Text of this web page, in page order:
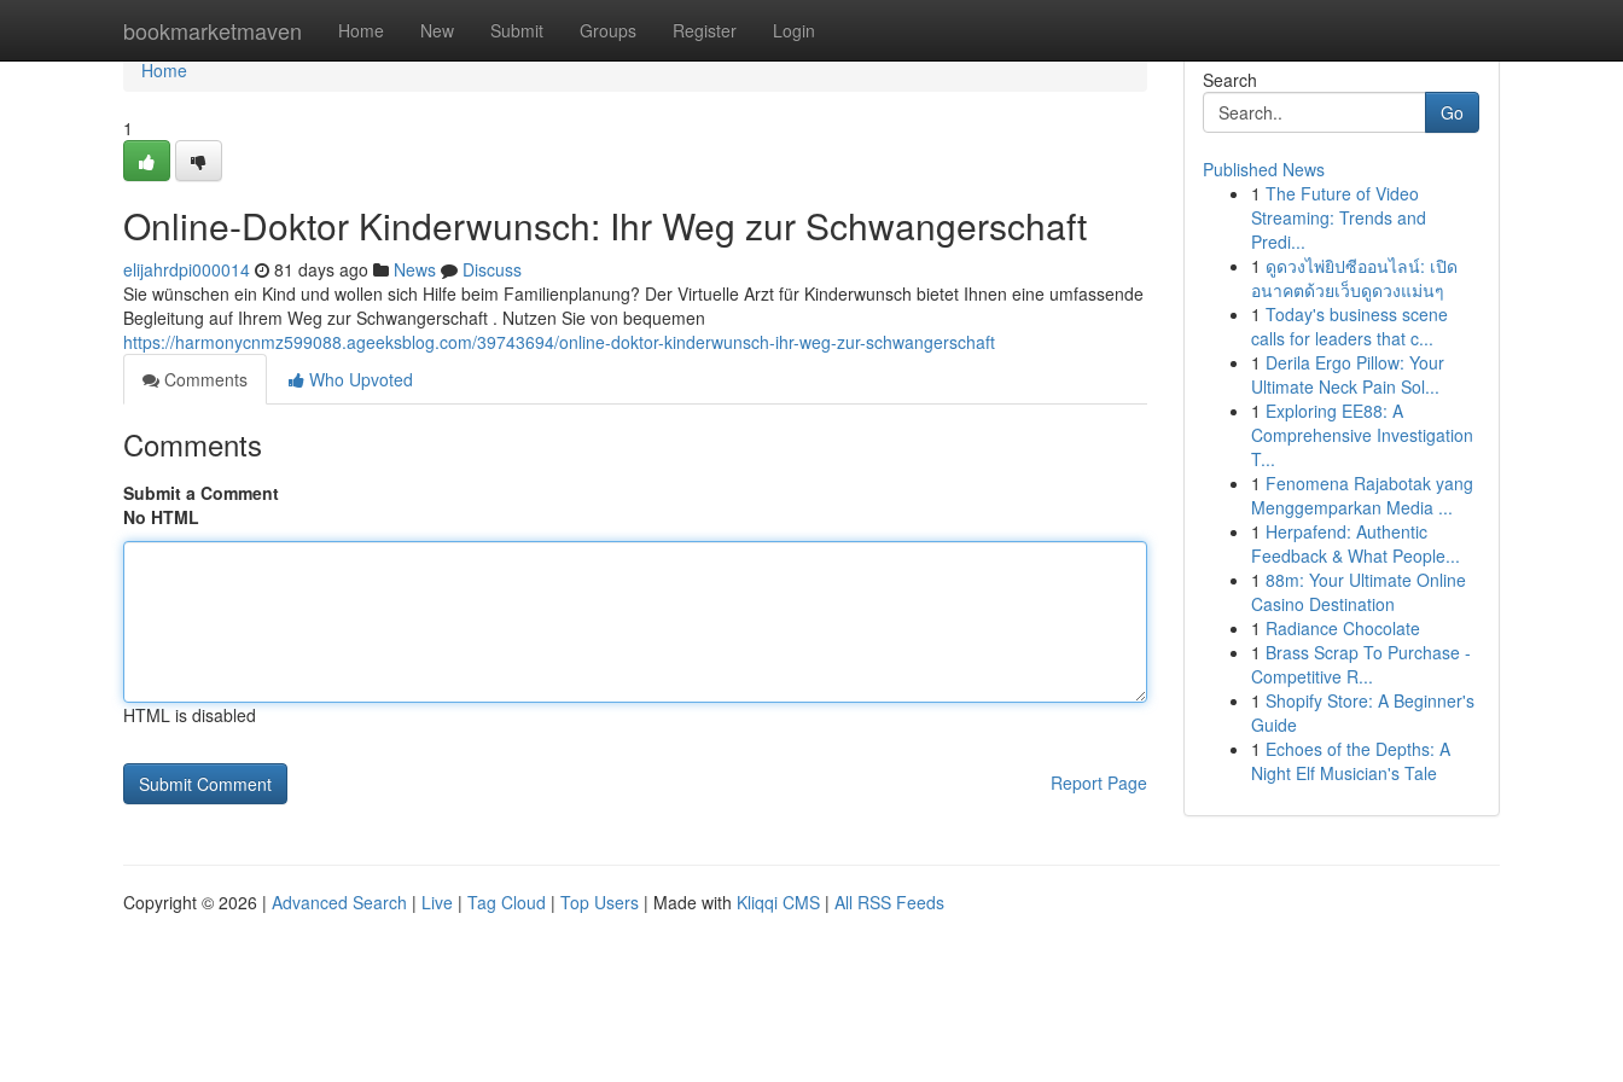
bookmarketmaven Home New Submit Groups Register Login
Home
Home
1
Online-Doktor Kinderwunsch: Ihr Weg zur Schwangerschaft
elijahrdpi000014 81 days ago News
Discuss
Sie wünschen ein Kind und wollen sich Hilfe beim Familienplanung? Der Virtuelle Arzt für Kinderwunsch bietet Ihnen eine umfassende
Begleitung auf Ihrem Weg zur Schwangerschaft . Nutzen Sie von bequemen
https://harmonycnmz599088.ageeksblog.com/39743694/online-doktor-kinderwunsch-ihr-weg-zur-schwangerschaft
Comments
Who Upvoted
Comments
Submit a Comment
No HTML
HTML is disabled
Report Page
Search
Go
Published News
1 The Future of Video
Streaming: Trends and
Predi...
1 ดูดวงไพ่ยิปซีออนไลน์: เปิด
อนาคตด้วยเว็บดูดวงแม่นๆ
1 Today's business scene
calls for leaders that c...
1 Derila Ergo Pillow: Your
Ultimate Neck Pain Sol...
1 Exploring EE88: A
Comprehensive Investigation
T...
1 Fenomena Rajabotak yang
Menggemparkan Media ...
1 Herpafend: Authentic
Feedback & What People...
1 88m: Your Ultimate Online
Casino Destination
1 Radiance Chocolate
1 Brass Scrap To Purchase -
Competitive R...
1 Shopify Store: A Beginner's
Guide
1 Echoes of the Depths: A
Night Elf Musician's Tale
Copyright © 2026 | Advanced Search | Live | Tag Cloud | Top Users | Made with Kliqqi CMS | All RSS Feeds